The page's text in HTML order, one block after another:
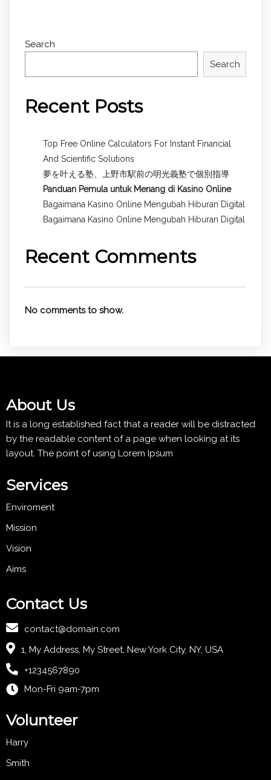
Search
Search
Recent Posts
Top Free Online Calculators For Instant Financial
And Scientific Solutions
夢を叶える塾、上野市駅前の明光義塾で個別指導
Panduan Pemula untuk Menang di Kasino Online
Bagaimana Kasino Online Mengubah Hiburan Digital
Bagaimana Kasino Online Mengubah Hiburan Digital
Recent Comments
No comments to show.
About Us
It is a long established fact that a reader will be distracted
by the readable content of a page when looking at its
layout. The point of using Lorem Ipsum
Services
Enviroment
Mission
Vision
Aims
Contact Us
contact@domain.com
1, My Address, My Street, New York City, NY, USA
+1234567890
Mon-Fri 9am-7pm
Volunteer
Harry
Smith